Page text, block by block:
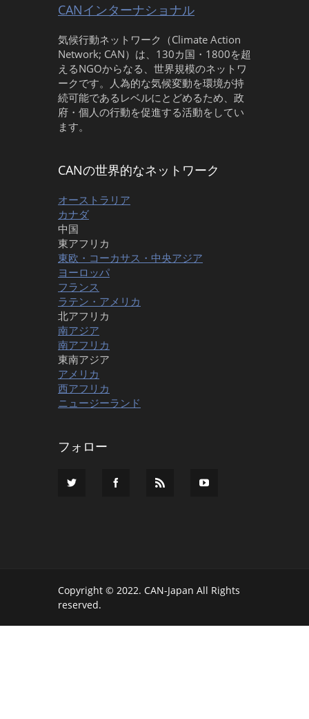
CANインターナショナル
気候行動ネットワーク（Climate Action
Network; CAN）は、130カ国・1800を超
えるNGOからなる、世界規模のネットワ
ークです。人為的な気候変動を環境が持
続可能であるレベルにとどめるため、政
府・個人の行動を促進する活動をしてい
ます。
CANの世界的なネットワーク
オーストラリア
カナダ
中国
東アフリカ
東欧・コーカサス・中央アジア
ヨーロッパ
フランス
ラテン・アメリカ
北アフリカ
南アジア
南アフリカ
東南アジア
アメリカ
西アフリカ
ニュージーランド
フォロー
Copyright © 2022. CAN-Japan All Rights
reserved.